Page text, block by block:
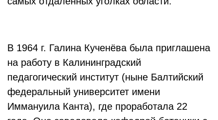
В 1964 г. Галина Кученёва была приглашена
на работу в Калининградский
педагогический институт (ныне Балтийский
федеральный университет имени
Иммануила Канта), где проработала 22